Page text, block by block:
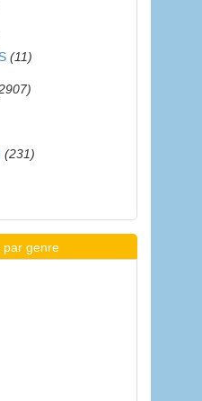
(11)
(231)
par genre